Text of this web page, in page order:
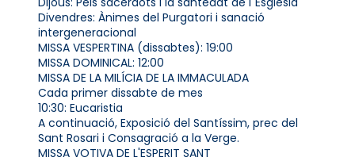
Divendres: Ànimes del Purgatori i sanació
intergeneracional
MISSA VESPERTINA (dissabtes): 19:00
MISSA DOMINICAL: 12:00
MISSA DE LA MILÍCIA DE LA IMMACULADA
Cada primer dissabte de mes
10:30: Eucaristia
A continuació, Exposició del Santíssim, prec del
Sant Rosari i Consagració a la Verge.
MISSA VOTIVA DE L'ESPERIT SANT